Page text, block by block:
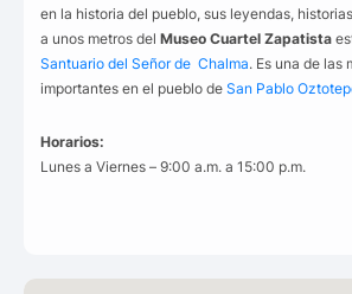
en la historia del pueblo, sus leyendas,
a unos metros del Museo Cuartel Zapatista
Santuario del Señor de Chalma. Es una de las
importantes en el pueblo de San Pablo
Horarios:
Lunes a Viernes – 9:00 a.m. a 15:00 p.m.